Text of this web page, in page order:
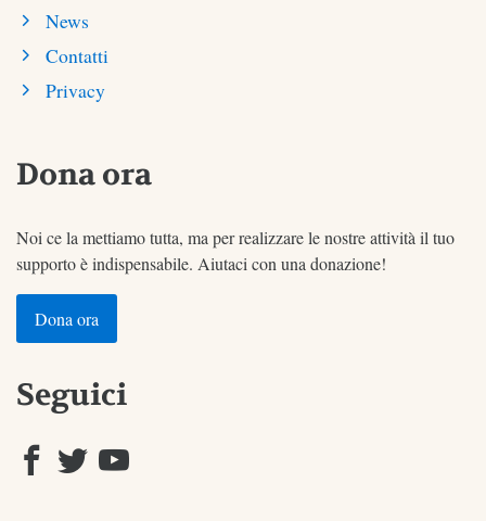
News
Contatti
Privacy
Dona ora
Noi ce la mettiamo tutta, ma per realizzare le nostre attività il tuo
supporto è indispensabile. Aiutaci con una donazione!
Dona ora
Seguici